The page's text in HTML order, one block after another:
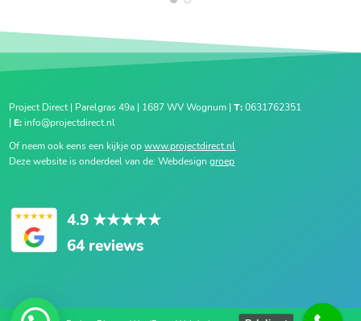
1 2
Project Direct | Parelgras 49a | 1687 WV Wognum |T:0631762351
| E: info@projectdirect.nl
Of neem ook eens een kijkje opwww.projectdirect.nl
Deze website is onderdeel van de: Webdesigngroep
4.9 ★★★★★
64 reviews